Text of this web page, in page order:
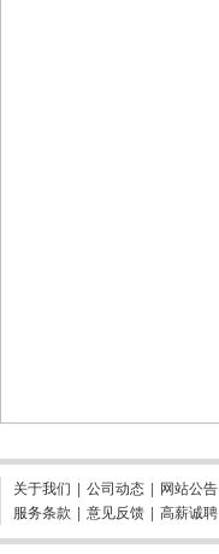
关于我们 公司动态 网站公告
服务条款
意见反馈 高薪诚聘